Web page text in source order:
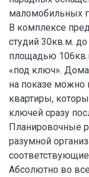
маломобильных
В комплексе
студий 30кв.м.
площадью
«под ключ».
на показе можно
квартиры,
ключей сразу
Планировочные
разумной
Абсолютно во